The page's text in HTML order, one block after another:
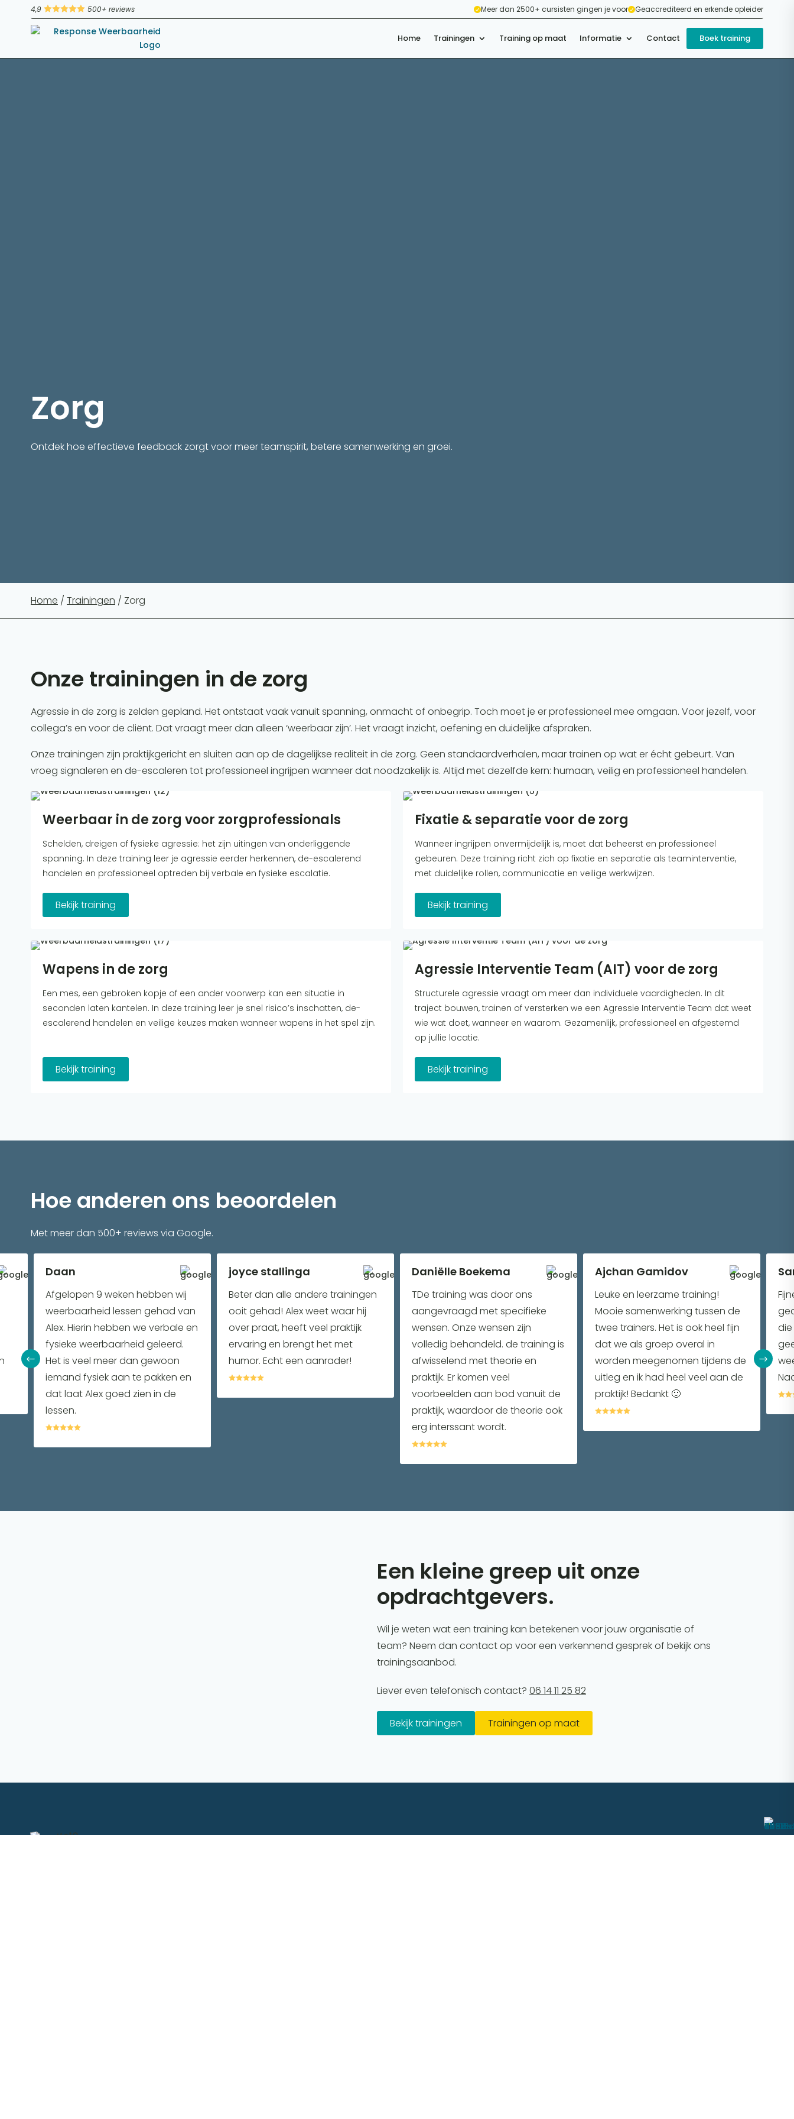
4,9  500+ reviews Meer dan 2500+ cursisten gingen je voorGeaccrediteerd en erkende opleider
Home Trainingen Training op maat Informatie Contact Boek training
Zorg
Ontdek hoe effectieve feedback zorgt voor meer teamspirit, betere samenwerking en groei.
Home / Trainingen / Zorg
Onze trainingen in de zorg
Agressie in de zorg is zelden gepland. Het ontstaat vaak vanuit spanning, onmacht of onbegrip. Toch moet je er professioneel mee omgaan. Voor jezelf, voor
collega’s en voor de cliënt. Dat vraagt meer dan alleen ‘weerbaar zijn’. Het vraagt inzicht, oefening en duidelijke afspraken.
Onze trainingen zijn praktijkgericht en sluiten aan op de dagelijkse realiteit in de zorg. Geen standaardverhalen, maar trainen op wat er écht gebeurt. Van
vroeg signaleren en de-escaleren tot professioneel ingrijpen wanneer dat noodzakelijk is. Altijd met dezelfde kern: humaan, veilig en professioneel handelen.
Weerbaar in de zorg voor zorgprofessionals
Schelden, dreigen of fysieke agressie: het zijn uitingen van onderliggende
spanning. In deze training leer je agressie eerder herkennen, de-escalerend
handelen en professioneel optreden bij verbale en fysieke escalatie.
Bekijk training
Fixatie & separatie voor de zorg
Wanneer ingrijpen onvermijdelijk is, moet dat beheerst en professioneel
gebeuren. Deze training richt zich op fixatie en separatie als teaminterventie,
met duidelijke rollen, communicatie en veilige werkwijzen.
Bekijk training
Wapens in de zorg
Een mes, een gebroken kopje of een ander voorwerp kan een situatie in
seconden laten kantelen. In deze training leer je snel risico’s inschatten, de-
escalerend handelen en veilige keuzes maken wanneer wapens in het spel zijn.
Bekijk training
Agressie Interventie Team (AIT) voor de zorg
Structurele agressie vraagt om meer dan individuele vaardigheden. In dit
traject bouwen, trainen of versterken we een Agressie Interventie Team dat weet
wie wat doet, wanneer en waarom. Gezamenlijk, professioneel en afgestemd
op jullie locatie.
Bekijk training
Hoe anderen ons beoordelen
Met meer dan 500+ reviews via Google.
Daan
Afgelopen 9 weken hebben wij
weerbaarheid lessen gehad van
Alex. Hierin hebben we verbale en
fysieke weerbaarheid geleerd.
Het is veel meer dan gewoon
iemand fysiek aan te pakken en
dat laat Alex goed zien in de
lessen.

joyce stallinga
Beter dan alle andere trainingen
ooit gehad! Alex weet waar hij
over praat, heeft veel praktijk
ervaring en brengt het met
humor. Echt een aanrader!

Daniëlle Boekema
TDe training was door ons
aangevraagd met specifieke
wensen. Onze wensen zijn
volledig behandeld. de training is
afwisselend met theorie en
praktijk. Er komen veel
voorbeelden aan bod vanuit de
praktijk, waardoor de theorie ook
erg interssant wordt.

Ajchan Gamidov
Leuke en leerzame training!
Mooie samenwerking tussen de
twee trainers. Het is ook heel fijn
dat we als groep overal in
worden meegenomen tijdens de
uitleg en ik had heel veel aan de
praktijk! Bedankt 🙂


# $
Een kleine greep uit onze
opdrachtgevers.
Wil je weten wat een training kan betekenen voor jouw organisatie of
team? Neem dan contact op voor een verkennend gesprek of bekijk ons
trainingsaanbod.
Liever even telefonisch contact? 06 14 11 25 82
Bekijk trainingen Trainingen op maat